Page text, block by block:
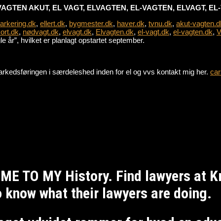
AKUT, EL VAGT, ELVAGTEN, EL-VAGTEN, ELVAGT,
, ellert.dk, bygmester.dk, haver.dk, tvnu.dk, akut-
, nødvagt.dk, elvagt.dk, Elvagten.dk, el-vagt.dk, el-vagten.dk,
år”, hvilket er planlagt opstartet september.
i særdeleshed inden for el og vvs kontakt mig her.
TO MY History. Find lawyers at
what their lawyers are doing.